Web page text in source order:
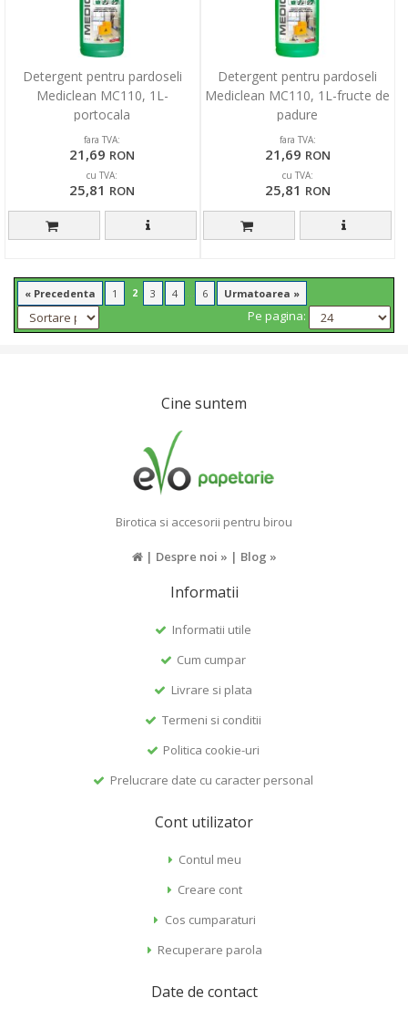
Detergent pentru pardoseli
Mediclean MC110, 1L-
portocala
fara TVA:
21,69 RON
cu TVA:
25,81 RON
Detergent pentru pardoseli
Mediclean MC110, 1L-fructe de
padure
fara TVA:
21,69 RON
cu TVA:
25,81 RON
« Precedenta 1 2 3 4 6 Urmatoarea »
Pe pagina:
Cine suntem
Birotica si accesorii pentru birou
| Despre noi » | Blog »
Informatii
Informatii utile
Cum cumpar
Livrare si plata
Termeni si conditii
Politica cookie-uri
Prelucrare date cu caracter personal
Cont utilizator
Contul meu
Creare cont
Cos cumparaturi
Recuperare parola
Date de contact